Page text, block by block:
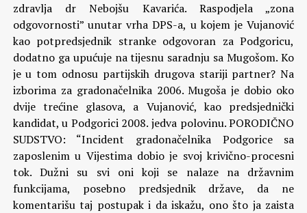
zdravlja dr Nebojšu Kavarića. Raspodjela „zona
odgovornosti” unutar vrha DPS-a, u kojem je Vujanović
kao potpredsjednik stranke odgovoran za Podgoricu,
dodatno ga upućuje na tijesnu saradnju sa Mugošom. Ko
je u tom odnosu partijskih drugova stariji partner? Na
izborima za gradonačelnika 2006. Mugoša je dobio oko
dvije trećine glasova, a Vujanović, kao predsjednički
kandidat, u Podgorici 2008. jedva polovinu.PORODIČNO
SUDSTVO: “Incident gradonačelnika Podgorice sa
zaposlenim u Vijestima dobio je svoj krivično-procesni
tok. Dužni su svi oni koji se nalaze na državnim
funkcijama, posebno predsjednik države, da ne
komentarišu taj postupak i da iskažu, ono što ja zaista